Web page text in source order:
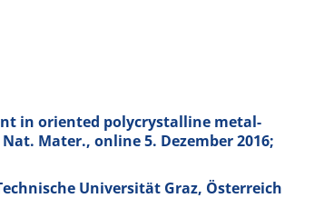
in oriented polycrystalline metal-
Mater., online 5. Dezember 2016;
Universität Graz, Österreich